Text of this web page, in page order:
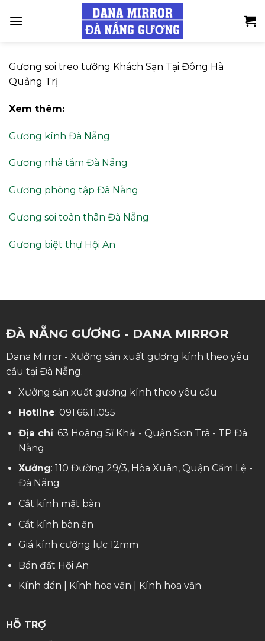
Gương soi treo tường Khách Sạn Tại Đông Hà
Quảng Trị
Xem thêm:
Gương kính Đà Nẵng
Gương nhà tắm Đà Nẵng
Gương phòng tập Đà Nẵng
Gương soi toàn thân Đà Nẵng
Gương biệt thự Hội An
ĐÀ NẴNG GƯƠNG - DANA MIRROR
Dana Mirror - Xưởng sản xuất gương kính theo yêu
cầu tại Đà Nẵng.
Xưởng sản xuất gương kính theo yêu cầu
Hotline: 091.66.11.055
Địa chỉ: 63 Hoàng Sĩ Khải - Quận Sơn Trà - TP Đà
Nẵng
Xưởng: 110 Đường 29/3, Hòa Xuân, Quận Cẩm Lệ -
Đà Nẵng
Cắt kính mặt bàn
Cắt kính bàn ăn
Giá kính cường lực 12mm
Bán đất Hội An
Kính dán
Kính hoa văn Kính hoa văn
HỖ TRỢ